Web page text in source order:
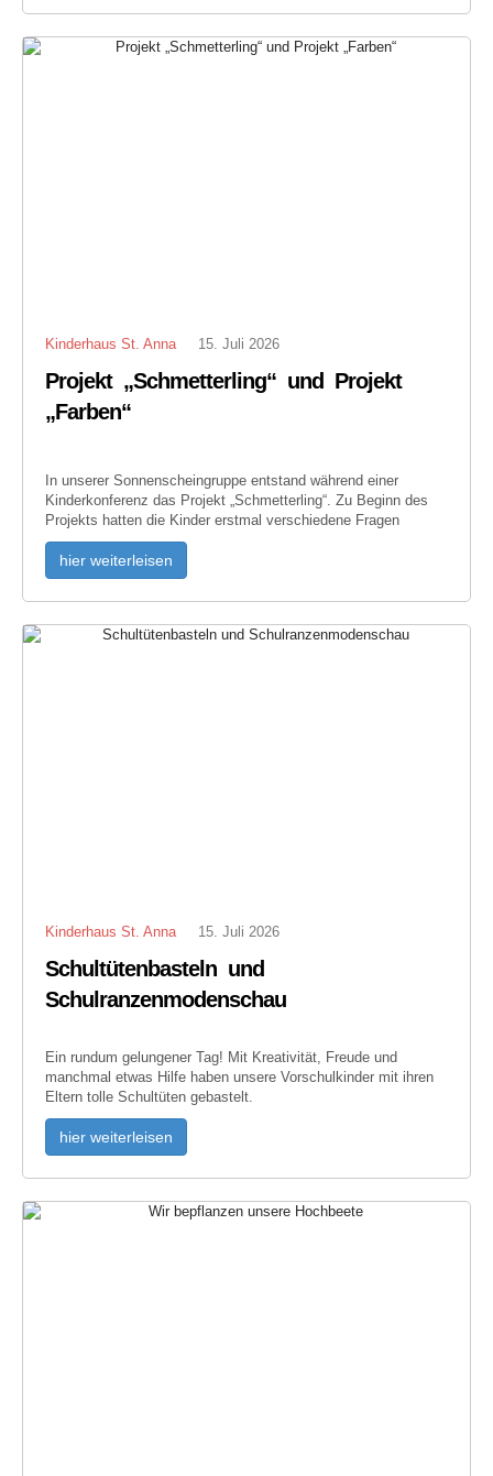
Kinderhaus St. Anna 15. Juli 2026
Projekt „Schmetterling“ und Projekt
„Farben“
In unserer Sonnenscheingruppe entstand während einer
Kinderkonferenz das Projekt „Schmetterling“. Zu Beginn des
Projekts hatten die Kinder erstmal verschiedene Fragen
hier weiterleisen
Kinderhaus St. Anna 15. Juli 2026
Schultütenbasteln und
Schulranzenmodenschau
Ein rundum gelungener Tag! Mit Kreativität, Freude und
manchmal etwas Hilfe haben unsere Vorschulkinder mit ihren
Eltern tolle Schultüten gebastelt.
hier weiterleisen